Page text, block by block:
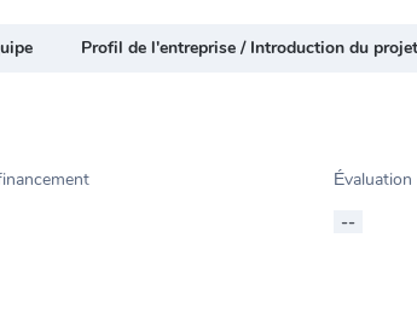
Profil de l'entreprise / Introduction du projet
Évaluation
--